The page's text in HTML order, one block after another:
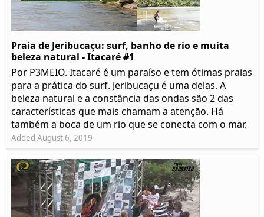
Praia de Jeribucaçu: surf, banho de rio e muita
beleza natural - Itacaré #1
Por P3MEIO. Itacaré é um paraíso e tem ótimas praias
para a prática do surf. Jeribucaçu é uma delas. A
beleza natural e a constância das ondas são 2 das
características que mais chamam a atenção. Há
também a boca de um rio que se conecta com o mar.
Added August 6, 2019